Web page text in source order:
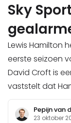
Sky
Lewis Hamilton
eerste seizoen
David Croft is
vaststelt dat
Pepijn van
23 oktober